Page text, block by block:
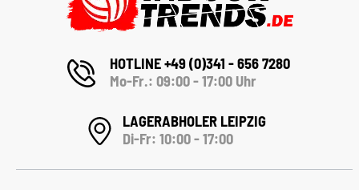
HOTLINE +49 (0)341 - 656 7280
Mo-Fr.: 09:00 - 17:00 Uhr
LAGERABHOLER LEIPZIG
Di-Fr: 10:00 - 17:00